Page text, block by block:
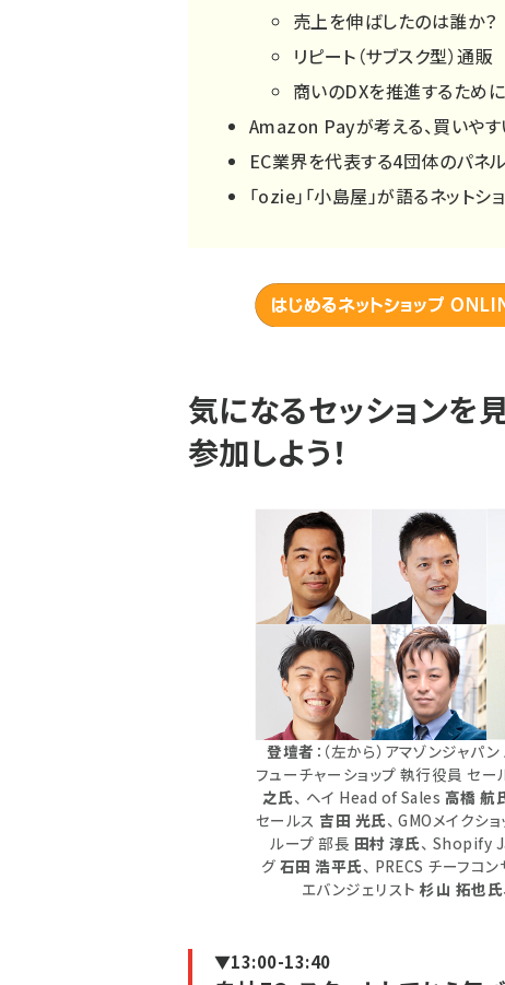
売上を伸ばしたのは誰か
リピート（サブスク型）通
商いのDXを推進するため
Amazon Payが考える、買いやす
EC業界を代表する4団体のパネ
「ozie」「小島屋」が語るネット
気になるセッションを
参加しよう！
登壇者 ：（左から）アマゾンジャ
フューチャーショップ 執行役員 セ
之氏、 ヘイ Head of Sales 高橋 航
セールス 吉田 光氏、 GMOメイク
ループ 部長 田村 淳氏、 Shopify
グ 石田 浩平氏、 PRECS チーフコン
エバンジェリスト杉山 拓也氏
▼13:00-13:40